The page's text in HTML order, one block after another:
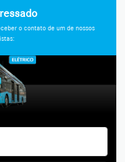
o contato de um de nossos